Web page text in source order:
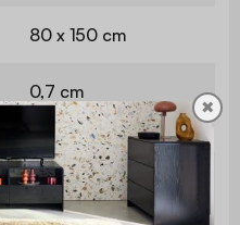
80 x 150 cm
0,7 cm
Tessitura
meccanica
✖